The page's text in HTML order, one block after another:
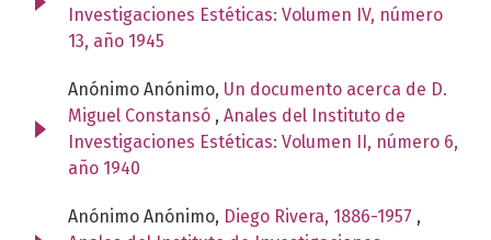
Investigaciones Estéticas: Volumen IV, número
13, año 1945
Anónimo Anónimo, Un documento acerca de D.
Miguel Constansó , Anales del Instituto de
Investigaciones Estéticas: Volumen II, número 6,
año 1940
Anónimo Anónimo, Diego Rivera, 1886-1957 ,